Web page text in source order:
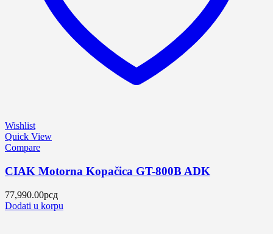
Wishlist
Quick View
Compare
CIAK Motorna Kopačica GT-800B ADK
77,990.00рсд
Dodati u korpu